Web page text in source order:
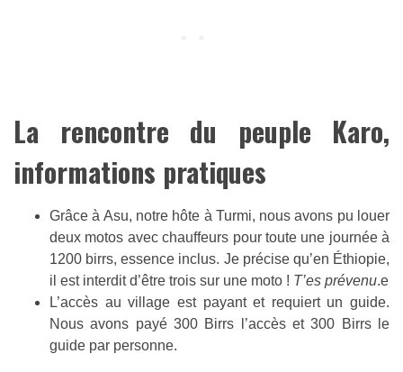
La rencontre du peuple Karo,
informations pratiques
Grâce à Asu, notre hôte à Turmi, nous avons pu louer
deux motos avec chauffeurs pour toute une journée à
1200 birrs, essence inclus. Je précise qu’en Éthiopie,
il est interdit d’être trois sur une moto ! T’es prévenu.e
L’accès au village est payant et requiert un guide.
Nous avons payé 300 Birrs l’accès et 300 Birrs le
guide par personne.